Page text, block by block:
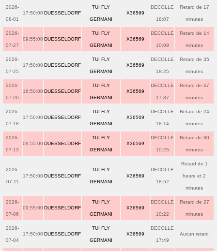
2026-
08-01
17:50:00 DUESSELDORF
TUI FLY
GERMANI
X36569
DECOLLE
18:07
Retard de 17
minutes
2026-
07-27
09:55:00 DUESSELDORF
TUI FLY
GERMANI
X36569
DECOLLE
10:09
Retard de 14
minutes
2026-
07-25
17:50:00 DUESSELDORF
TUI FLY
GERMANI
X36569
DECOLLE
18:25
Retard de 35
minutes
2026-
07-20
16:50:00 DUESSELDORF
TUI FLY
GERMANI
X36569
DECOLLE
17:37
Retard de 47
minutes
2026-
07-18
17:50:00 DUESSELDORF
TUI FLY
GERMANI
X36569
DECOLLE
18:14
Retard de 24
minutes
2026-
07-13
09:55:00 DUESSELDORF
TUI FLY
GERMANI
X36569
DECOLLE
10:25
Retard de 30
minutes
2026-
07-11
17:50:00 DUESSELDORF
TUI FLY
GERMANI
X36569
DECOLLE
18:52
Retard de 1
heure et 2
minutes
2026-
07-06
09:55:00 DUESSELDORF
TUI FLY
GERMANI
X36569
DECOLLE
10:22
Retard de 27
minutes
2026-
07-04
17:50:00 DUESSELDORF
TUI FLY
GERMANI
X36569
DECOLLE
17:49
Aucun retard